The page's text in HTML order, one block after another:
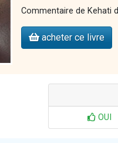
Commentaire de Kehati
acheter ce livre
OUI